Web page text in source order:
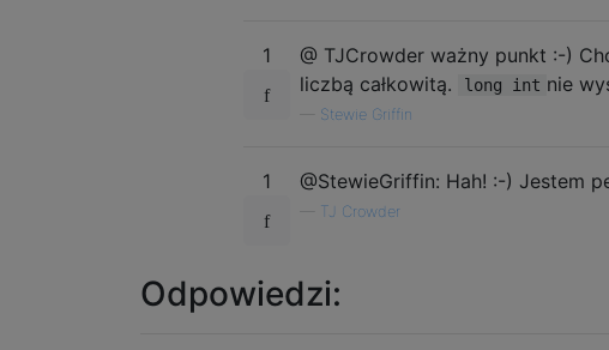
1
@ TJCrowder ważny punkt :-)
liczbą całkowitą.
long int nie
Stewie Griffin
1 @StewieGriffin: Hah! :-) Jestem
TJ Crowder
Odpowiedzi: